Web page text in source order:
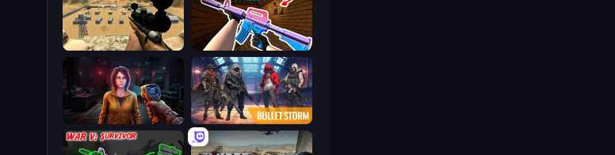
KS Z
Ghost Sniper
Bulletstorm
Survival Zone Zombie Outbreak